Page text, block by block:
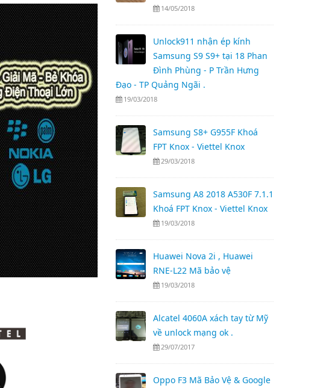
14/05/2018
Unlock911 nhận ép kính
Samsung S9 S9+ tại 18 Phan
Đình Phùng - P Trần Hưng
Đạo - TP Quảng Ngãi .
19/03/2018
Samsung S8+ G955F Khoá
FPT Knox - Viettel Knox
29/03/2018
Samsung A8 2018 A530F 7.1.1
Khoá FPT Knox - Viettel Knox
19/03/2018
Huawei Nova 2i , Huawei
RNE-L22 Mã bảo vệ
19/03/2018
Alcatel 4060A xách tay từ Mỹ
về unlock mạng ok .
29/07/2017
Oppo F3 Mã Bảo Vệ & Google